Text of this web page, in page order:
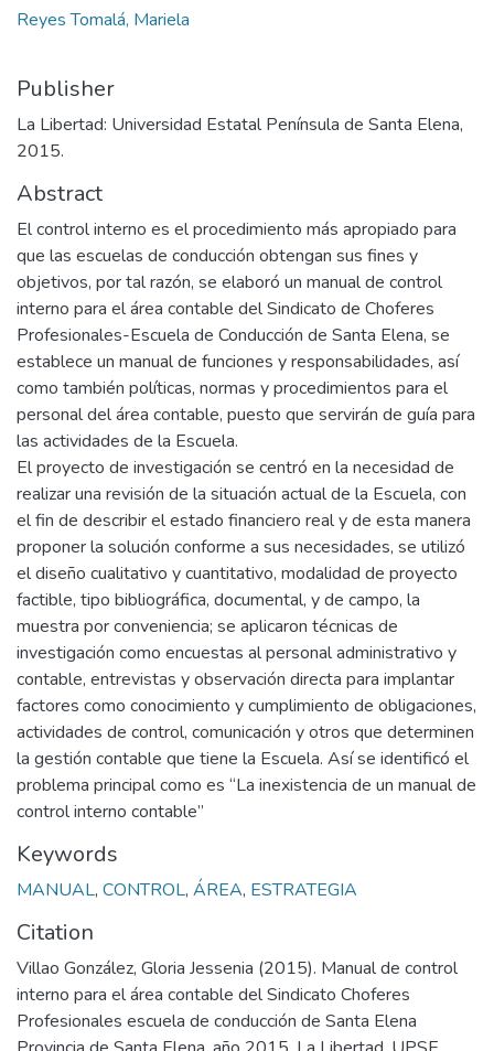
Reyes Tomalá, Mariela
Publisher
La Libertad: Universidad Estatal Península de Santa Elena,
2015.
Abstract
El control interno es el procedimiento más apropiado para
que las escuelas de conducción obtengan sus fines y
objetivos, por tal razón, se elaboró un manual de control
interno para el área contable del Sindicato de Choferes
Profesionales-Escuela de Conducción de Santa Elena, se
establece un manual de funciones y responsabilidades, así
como también políticas, normas y procedimientos para el
personal del área contable, puesto que servirán de guía para
las actividades de la Escuela.
El proyecto de investigación se centró en la necesidad de
realizar una revisión de la situación actual de la Escuela, con
el fin de describir el estado financiero real y de esta manera
proponer la solución conforme a sus necesidades, se utilizó
el diseño cualitativo y cuantitativo, modalidad de proyecto
factible, tipo bibliográfica, documental, y de campo, la
muestra por conveniencia; se aplicaron técnicas de
investigación como encuestas al personal administrativo y
contable, entrevistas y observación directa para implantar
factores como conocimiento y cumplimiento de obligaciones,
actividades de control, comunicación y otros que determinen
la gestión contable que tiene la Escuela. Así se identificó el
problema principal como es “La inexistencia de un manual de
control interno contable”
Keywords
MANUAL, CONTROL, ÁREA, ESTRATEGIA
Citation
Villao González, Gloria Jessenia (2015). Manual de control
interno para el área contable del Sindicato Choferes
Profesionales escuela de conducción de Santa Elena